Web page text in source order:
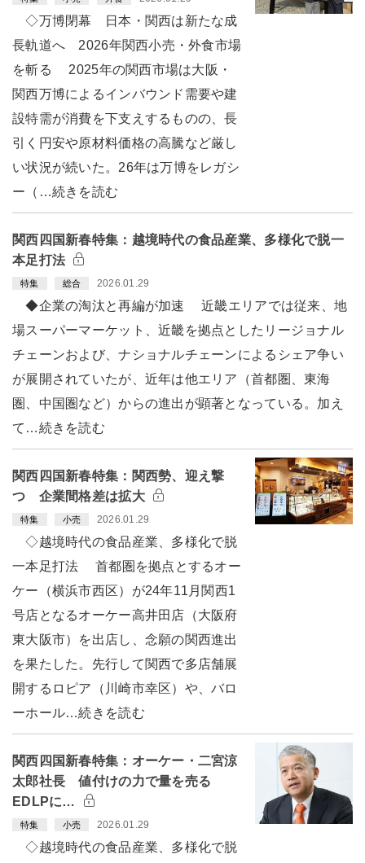
◇万博閉幕 日本・関西は新たな成
長軌道へ 2026年関西小売・外食市場
を斬る 2025年の関西市場は大阪・
関西万博によるインバウンド需要や建
設特需が消費を下支えするものの、長
引く円安や原材料価格の高騰など厳し
い状況が続いた。26年は万博をレガシ
ー（…続きを読む
関西四国新春特集：越境時代の食品産業、多様化で脱一
本足打法
特集 総合 2026.01.29
◆企業の淘汰と再編が加速 近畿エリアでは従来、地
場スーパーマーケット、近畿を拠点としたリージョナル
チェーンおよび、ナショナルチェーンによるシェア争い
が展開されていたが、近年は他エリア（首都圏、東海
圏、中国圏など）からの進出が顕著となっている。加え
て…続きを読む
関西四国新春特集：関西勢、迎え撃
つ 企業間格差は拡大
特集 小売 2026.01.29
◇越境時代の食品産業、多様化で脱
一本足打法 首都圏を拠点とするオー
ケー（横浜市西区）が24年11月関西1
号店となるオーケー高井田店（大阪府
東大阪市）を出店し、念願の関西進出
を果たした。先行して関西で多店舗展
開するロピア（川崎市幸区）や、バロ
ーホール…続きを読む
関西四国新春特集：オーケー・二宮涼
太郎社長 値付けの力で量を売る
EDLPに…
特集 小売 2026.01.29
◇越境時代の食品産業、多様化で脱